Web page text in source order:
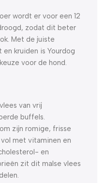
wordt er voor een 12
zodat dit beter
Met de juiste
kruiden is Yourdog
voor de hond.
van vrij
buffels.
zijn romige, frisse
met vitaminen en
en
zit dit malse vlees